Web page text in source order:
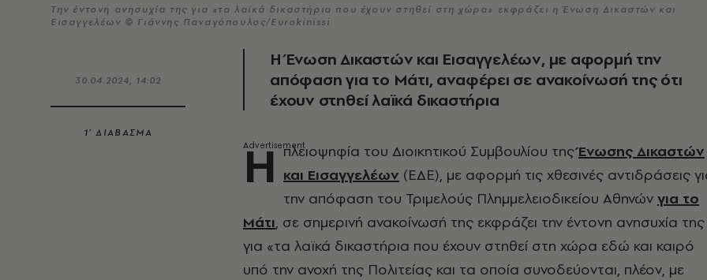
Την έντονη ανησυχία της για «τα λαϊκά δικαστήρια που έχουν στηθεί στη χώρα» εκφράζει η Ένωση Δικαστών και
Εισαγγελέων © Γιάννης Παναγόπουλος/Eurokinissi
30.04.2024, 14:02
1’ ΔΙΑΒΑΣΜΑ
Η Ένωση Δικαστών και Εισαγγελέων, με αφορμή την
απόφαση για το Μάτι, αναφέρει σε ανακοίνωσή της ότι
έχουν στηθεί λαϊκά δικαστήρια
Η πλειοψηφία του Διοικητικού Συμβουλίου τηςΈνωσης Δικαστών
και Εισαγγελέων (ΕΔΕ), με αφορμή τις χθεσινές αντιδράσεις
την απόφαση του Τριμελούς Πλημμελειοδικείου Αθηνών για το
Μάτι, σε σημερινή ανακοίνωσή της εκφράζει την έντονη ανησυχία της
για «τα λαϊκά δικαστήρια που έχουν στηθεί στη χώρα εδώ και καιρό
υπό την ανοχή της Πολιτείας και τα οποία συνοδεύονται, πλέον, με